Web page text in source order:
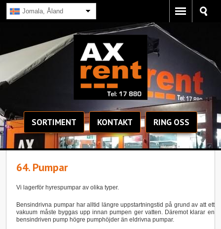
Jomala, Åland
SORTIMENT KONTAKT RING OSS
64. Pumpar
Vi lagerför hyrespumpar av olika typer.
Bensindrivna pumpar har alltid längre uppstartningstid på grund av att ett
vakuum måste byggas upp innan pumpen ger vatten. Däremot klarar en
bensindriven pump högre pumphöjder än eldrivna pumpar.